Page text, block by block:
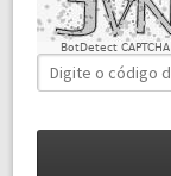
BotDetect